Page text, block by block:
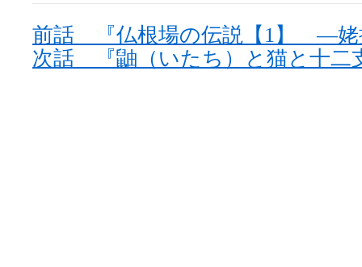
前話 『仏根場の伝説【1】 ―
次話 『鼬（いたち）と猫と十二